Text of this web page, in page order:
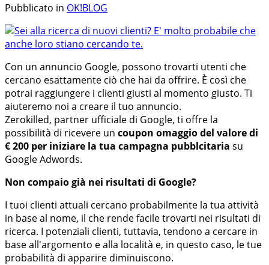
Pubblicato in OK!BLOG
Con un annuncio Google, possono trovarti utenti che
cercano esattamente ciò che hai da offrire. È così che
potrai raggiungere i clienti giusti al momento giusto. Ti
aiuteremo noi a creare il tuo annuncio.
Zerokilled, partner ufficiale di Google, ti offre la
possibilità di ricevere un coupon omaggio del valore di
€ 200 per iniziare la tua campagna pubblcitaria su
Google Adwords.
Non compaio già nei risultati di Google?
I tuoi clienti attuali cercano probabilmente la tua attività
in base al nome, il che rende facile trovarti nei risultati di
ricerca. I potenziali clienti, tuttavia, tendono a cercare in
base all'argomento e alla località e, in questo caso, le tue
probabilità di apparire diminuiscono.